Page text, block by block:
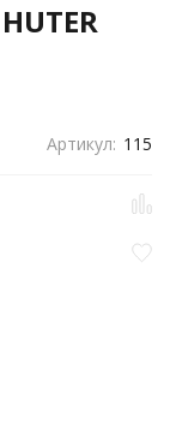
Артикул: 115